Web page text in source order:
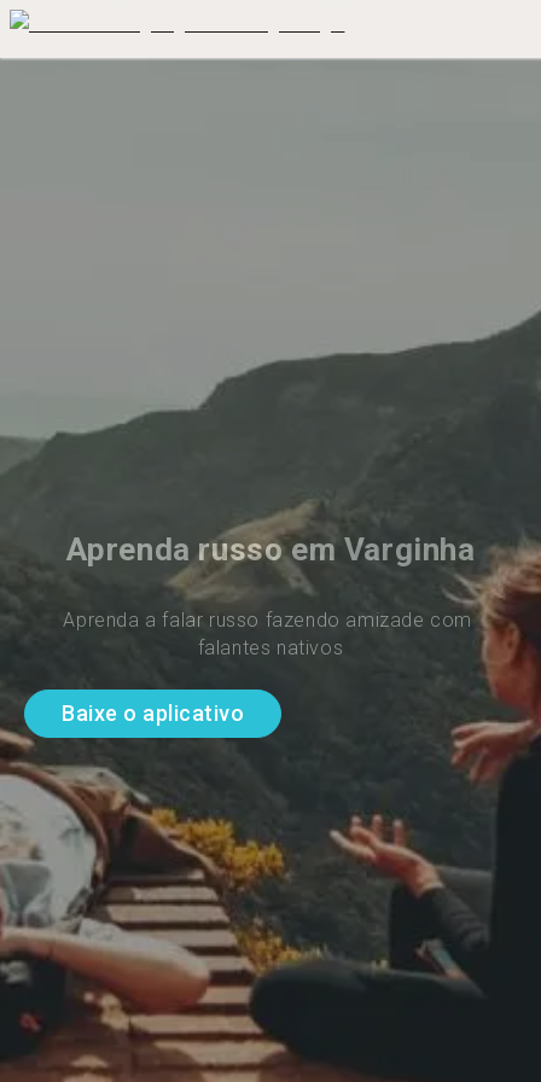
Aprenda russo em Varginha
Aprenda a falar russo fazendo amizade com
falantes nativos
Baixe o aplicativo